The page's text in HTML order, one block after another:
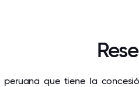
peruana que tiene la